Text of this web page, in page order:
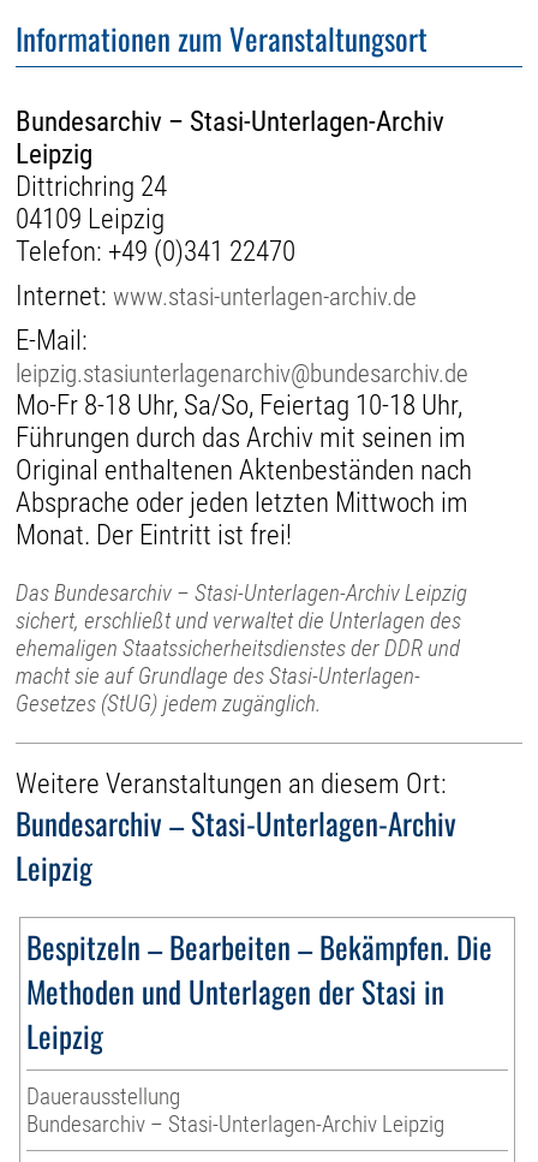
Informationen zum Veranstaltungsort
Bundesarchiv – Stasi-Unterlagen-Archiv
Leipzig
Dittrichring 24
04109 Leipzig
Telefon: +49 (0)341 22470
Internet:www.stasi-unterlagen-archiv.de
E-Mail:
leipzig.stasiunterlagenarchiv@bundesarchiv.de
Mo-Fr 8-18 Uhr, Sa/So, Feiertag 10-18 Uhr,
Führungen durch das Archiv mit seinen im
Original enthaltenen Aktenbeständen nach
Absprache oder jeden letzten Mittwoch im
Monat. Der Eintritt ist frei!
Das Bundesarchiv – Stasi-Unterlagen-Archiv Leipzig
sichert, erschließt und verwaltet die Unterlagen des
ehemaligen Staatssicherheitsdienstes der DDR und
macht sie auf Grundlage des Stasi-Unterlagen-
Gesetzes (StUG) jedem zugänglich.
Weitere Veranstaltungen an diesem Ort:
Bundesarchiv – Stasi-Unterlagen-Archiv
Leipzig
Bespitzeln – Bearbeiten – Bekämpfen. Die
Methoden und Unterlagen der Stasi in
Leipzig
Dauerausstellung
Bundesarchiv – Stasi-Unterlagen-Archiv Leipzig